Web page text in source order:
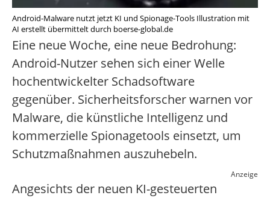
Android-Malware nutzt jetzt KI und Spionage-Tools Illustration mit
AI erstellt übermittelt durch boerse-global.de
Eine neue Woche, eine neue Bedrohung:
Android-Nutzer sehen sich einer Welle
hochentwickelter Schadsoftware
gegenüber. Sicherheitsforscher warnen vor
Malware, die künstliche Intelligenz und
kommerzielle Spionagetools einsetzt, um
Schutzmaßnahmen auszuhebeln.
Anzeige
Angesichts der neuen KI-gesteuerten